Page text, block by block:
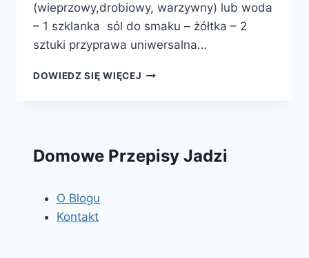
(wieprzowy,drobiowy, warzywny) lub woda
– 1 szklanka sól do smaku – żółtka – 2
sztuki przyprawa uniwersalna…
DOWIEDZ SIĘ WIĘCEJ KALAFIOR
Domowe Przepisy Jadzi
O Blogu
Kontakt